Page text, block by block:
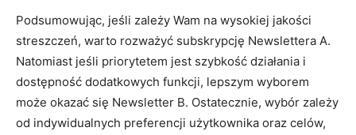
Podsumowując, jeśli zależy ‌Wam na wysokiej jakości
streszczeń, warto rozważyć ⁤subskrypcję ‍Newslettera ‍A.
⁤Natomiast jeśli priorytetem jest ⁤szybkość działania i
dostępność dodatkowych funkcji, lepszym ⁤wyborem
⁤może ​okazać⁣ się Newsletter B. Ostatecznie, ⁣wybór zależy
od indywidualnych⁣ preferencji użytkownika oraz⁢ celów,⁢